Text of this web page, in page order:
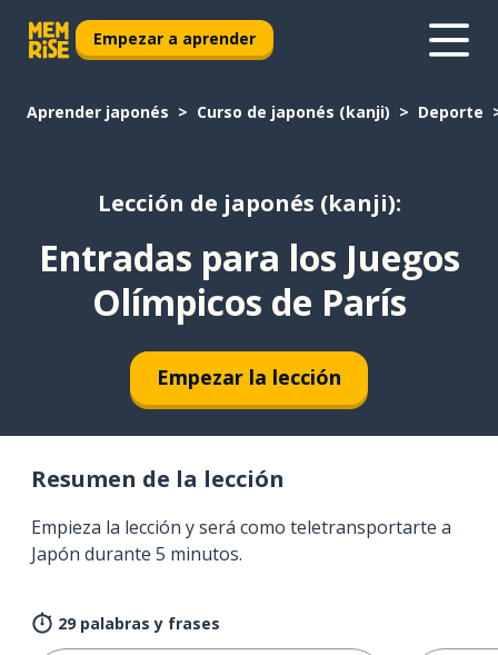
Empezar a aprender
Aprender japonés Curso de japonés (kanji) Deporte
Lección de japonés (kanji):
Entradas para los Juegos
Olímpicos de París
Empezar la lección
Resumen de la lección
Empieza la lección y será como teletransportarte a
Japón durante 5 minutos.
29 palabras y frases